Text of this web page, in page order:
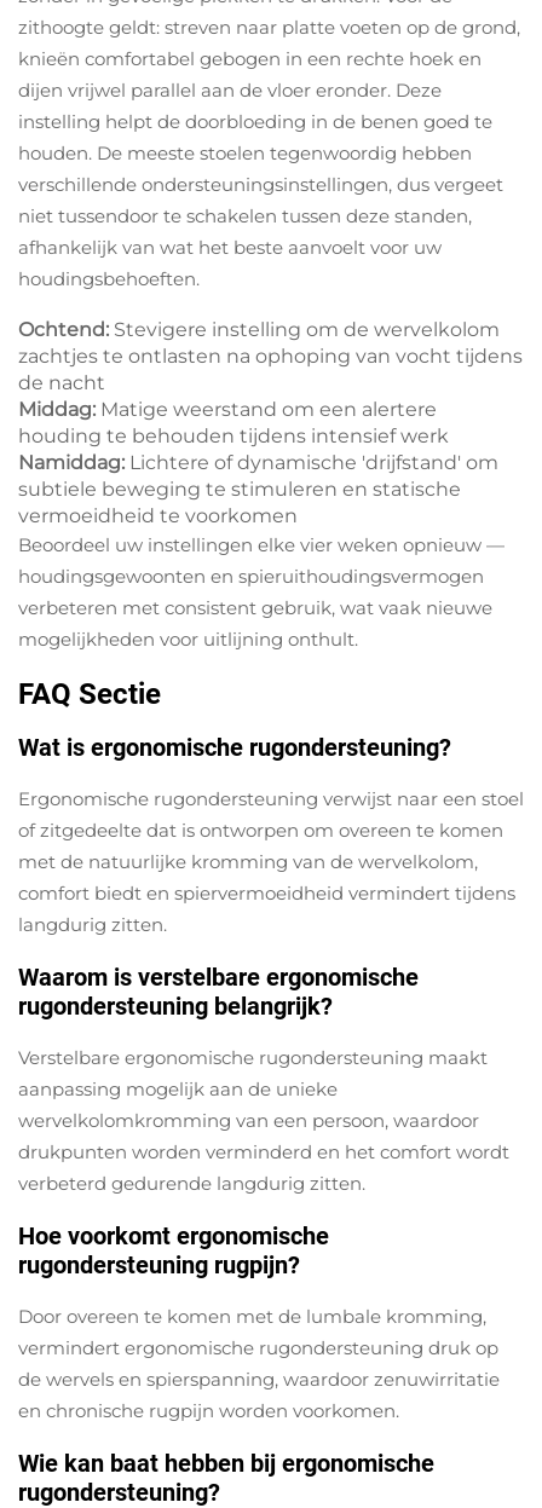
zithoogte geldt: streven naar platte voeten op de grond,
knieën comfortabel gebogen in een rechte hoek en
dijen vrijwel parallel aan de vloer eronder. Deze
instelling helpt de doorbloeding in de benen goed te
houden. De meeste stoelen tegenwoordig hebben
verschillende ondersteuningsinstellingen, dus vergeet
niet tussendoor te schakelen tussen deze standen,
afhankelijk van wat het beste aanvoelt voor uw
houdingsbehoeften.
Ochtend: Stevigere instelling om de wervelkolom
zachtjes te ontlasten na ophoping van vocht tijdens
de nacht
Middag: Matige weerstand om een alertere
houding te behouden tijdens intensief werk
Namiddag: Lichtere of dynamische 'drijfstand' om
subtiele beweging te stimuleren en statische
vermoeidheid te voorkomen
Beoordeel uw instellingen elke vier weken opnieuw —
houdingsgewoonten en spieruithoudingsvermogen
verbeteren met consistent gebruik, wat vaak nieuwe
mogelijkheden voor uitlijning onthult.
FAQ Sectie
Wat is ergonomische rugondersteuning?
Ergonomische rugondersteuning verwijst naar een stoel
of zitgedeelte dat is ontworpen om overeen te komen
met de natuurlijke kromming van de wervelkolom,
comfort biedt en spiervermoeidheid vermindert tijdens
langdurig zitten.
Waarom is verstelbare ergonomische
rugondersteuning belangrijk?
Verstelbare ergonomische rugondersteuning maakt
aanpassing mogelijk aan de unieke
wervelkolomkromming van een persoon, waardoor
drukpunten worden verminderd en het comfort wordt
verbeterd gedurende langdurig zitten.
Hoe voorkomt ergonomische
rugondersteuning rugpijn?
Door overeen te komen met de lumbale kromming,
vermindert ergonomische rugondersteuning druk op
de wervels en spierspanning, waardoor zenuwirritatie
en chronische rugpijn worden voorkomen.
Wie kan baat hebben bij ergonomische
rugondersteuning?